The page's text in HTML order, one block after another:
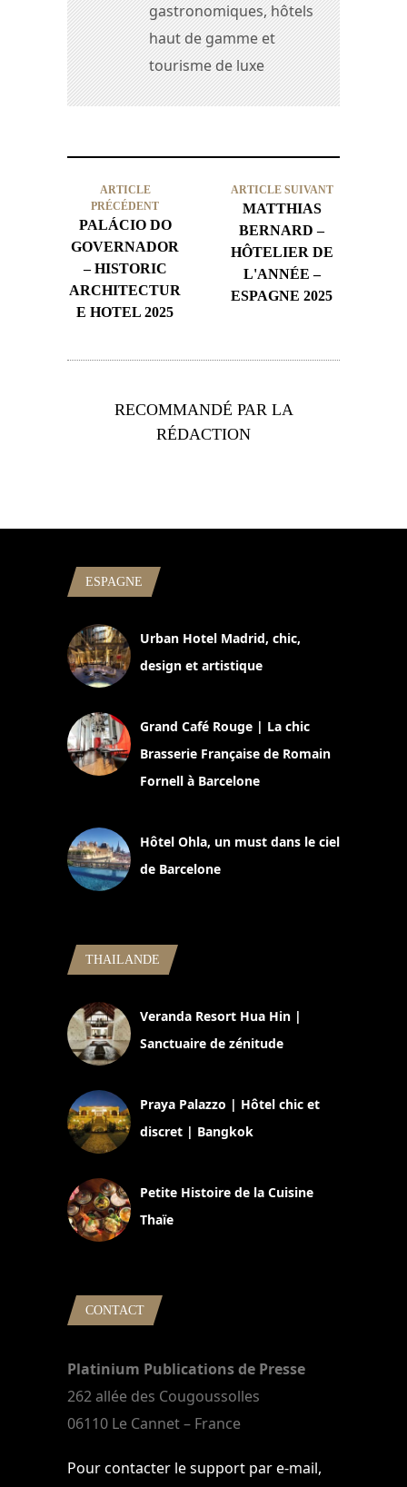
gastronomiques, hôtels
haut de gamme et
tourisme de luxe
ARTICLE
PRÉCÉDENT
PALÁCIO DO
GOVERNADOR
– HISTORIC
ARCHITECTUR
E HOTEL 2025
ARTICLE SUIVANT
MATTHIAS
BERNARD –
HÔTELIER DE
L'ANNÉE –
ESPAGNE 2025
RECOMMANDÉ PAR LA
RÉDACTION
ESPAGNE
Urban Hotel Madrid, chic,
design et artistique
Grand Café Rouge | La chic
Brasserie Française de Romain
Fornell à Barcelone
Hôtel Ohla, un must dans le ciel
de Barcelone
THAILANDE
Veranda Resort Hua Hin |
Sanctuaire de zénitude
Praya Palazzo | Hôtel chic et
discret | Bangkok
Petite Histoire de la Cuisine
Thaïe
CONTACT
Platinium Publications de Presse
262 allée des Cougoussolles
06110 Le Cannet – France
Pour contacter le support par e-mail,